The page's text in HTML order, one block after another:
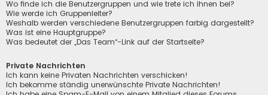
Wo finde ich die Benutzergruppen und wie trete ich ihnen bei?
Wie werde ich Gruppenleiter?
Weshalb werden verschiedene Benutzergruppen farbig dargestellt?
Was ist eine Hauptgruppe?
Was bedeutet der „Das Team“-Link auf der Startseite?
Private Nachrichten
Ich kann keine Privaten Nachrichten verschicken!
Ich bekomme ständig unerwünschte Private Nachrichten!